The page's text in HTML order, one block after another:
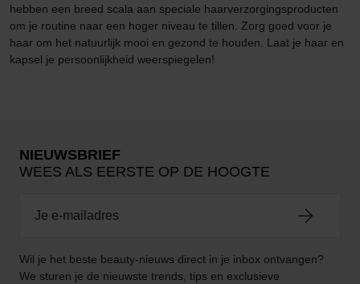
hebben een breed scala aan speciale haarverzorgingsproducten
om je routine naar een hoger niveau te tillen. Zorg goed voor je
haar om het natuurlijk mooi en gezond te houden. Laat je haar en
kapsel je persoonlijkheid weerspiegelen!
NIEUWSBRIEF
WEES ALS EERSTE OP DE HOOGTE
Wil je het beste beauty-nieuws direct in je inbox ontvangen?
We sturen je de nieuwste trends, tips en exclusieve